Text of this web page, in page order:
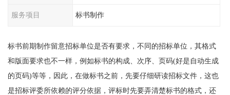
服务项目 标书制作
标书前期制作留意招标单位是否有要求，不同的招标单位，其格式
和版面要求也不一样，例如标书的构成、次序、页码(好是自动生成
的页码)等等，因此，在做标书之前，先要仔细研读招标文件，这也
是招标评委所依赖的评分依据，评标时先要弄清楚标书的格式，还